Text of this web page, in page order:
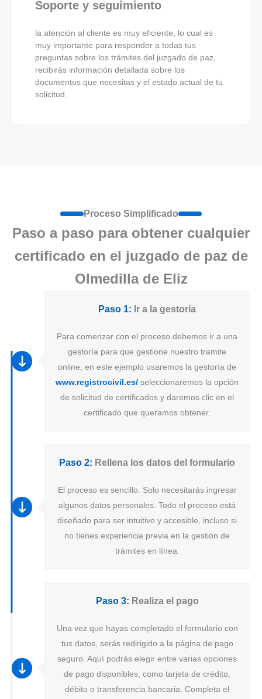
Soporte y seguimiento
la atención al cliente es muy eficiente, lo cual es
muy importante para responder a todas tus
preguntas sobre los trámites del juzgado de paz,
recibirás información detallada sobre los
documentos que necesitas y el estado actual de tu
solicitud.
Proceso Simplificado
Paso a paso para obtener cualquier
certificado en el juzgado de paz de
Olmedilla de Eliz
Paso 1: Ir a la gestoría
Para comenzar con el proceso debemos ir a una
gestoría para que gestione nuestro tramite
online, en este ejemplo usaremos la gestoría de
www.registrocivil.es/ seleccionaremos la opción
de solicitud de certificados y daremos clic en el
certificado que queramos obtener.
Paso 2: Rellena los datos del formulario
El proceso es sencillo. Solo necesitarás ingresar
algunos datos personales. Todo el proceso está
diseñado para ser intuitivo y accesible, incluso si
no tienes experiencia previa en la gestión de
trámites en línea.
Paso 3: Realiza el pago
Una vez que hayas completado el formulario con
tus datos, serás redirigido a la página de pago
seguro. Aquí podrás elegir entre varias opciones
de pago disponibles, como tarjeta de crédito,
débito o transferencia bancaria. Completa el